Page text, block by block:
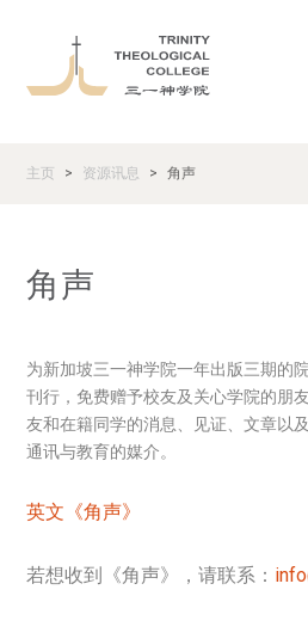
主页 > 资源讯息 > 角声
角声
为新加坡三一神学院一年出版三期的
刊行，免费赠予校友及关心学院的朋
友和在籍同学的消息、见证、文章以
通讯与教育的媒介。
英文《角声》
若想收到《角声》，请联系：